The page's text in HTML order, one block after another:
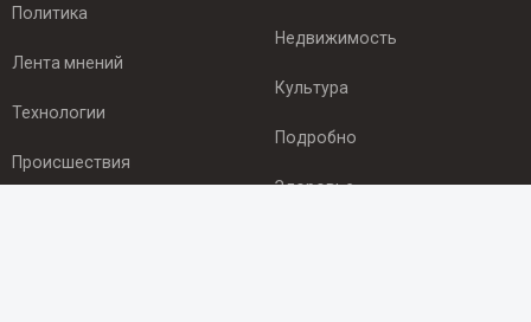
Политика
Лента мнений
Технологии
Происшествия
Недвижимость
Культура
Подробно
Здоровье